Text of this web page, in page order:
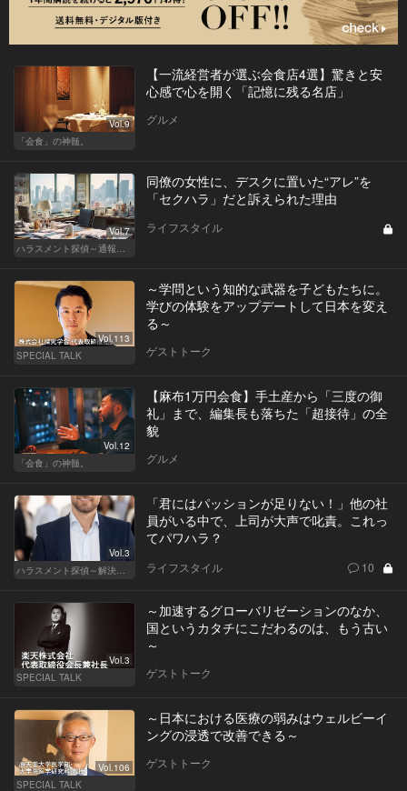
Vol.9
「会食」の神髄。
【一流経営者が選ぶ会食店4選】驚きと安
心感で心を開く「記憶に残る名店」
グルメ
Vol.7
ハラスメント探偵～通報編～
同僚の女性に、デスクに置いた“アレ”を
「セクハラ」だと訴えられた理由
ライフスタイル
Vol.113
SPECIAL TALK
～学問という知的な武器を子どもたちに。
学びの体験をアップデートして日本を変え
る～
ゲストトーク
Vol.12
「会食」の神髄。
【麻布1万円会食】手土産から「三度の御
礼」まで、編集長も落ちた「超接待」の全
貌
グルメ
Vol.3
ハラスメント探偵～解決編～
「君にはパッションが足りない！」他の社
員がいる中で、上司が大声で叱責。これっ
てパワハラ？
ライフスタイル 10
Vol.3
SPECIAL TALK
～加速するグローバリゼーションのなか、
国というカタチにこだわるのは、もう古い
～
ゲストトーク
Vol.106
SPECIAL TALK
～日本における医療の弱みはウェルビーイ
ングの浸透で改善できる～
ゲストトーク